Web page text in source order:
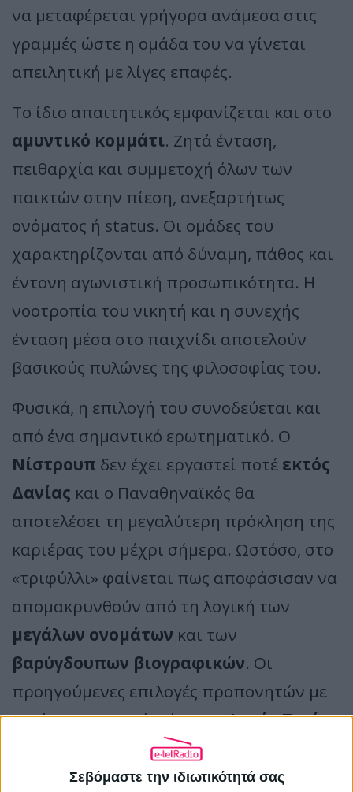
Σεβόμαστε την ιδιωτικότητά σας
να μεταφέρεται γρήγορα ανάμεσα στις
γραμμές ώστε η ομάδα του να γίνεται
απειλητική με λίγες επαφές.
Το ίδιο απαιτητικός εμφανίζεται και στο
αμυντικό κομμάτι. Ζητά ένταση,
πειθαρχία και συμμετοχή όλων των
παικτών στην πίεση, ανεξαρτήτως
ονόματος ή status. Οι ομάδες του
χαρακτηρίζονται από δύναμη, πάθος και
έντονη αγωνιστική προσωπικότητα. Η
νοοτροπία του νικητή και η συνεχής
ένταση μέσα στο παιχνίδι αποτελούν
βασικούς πυλώνες της φιλοσοφίας του.
Φυσικά, η επιλογή του συνοδεύεται και
από ένα σημαντικό ερωτηματικό. Ο
Νίστρουπ δεν έχει εργαστεί ποτέ εκτός
Δανίας και ο Παναθηναϊκός θα
αποτελέσει τη μεγαλύτερη πρόκληση της
καριέρας του μέχρι σήμερα. Ωστόσο, στο
«τριφύλλι» φαίνεται πως αποφάσισαν να
απομακρυνθούν από τη λογική των
μεγάλων ονομάτων και των
βαρύγδουπων βιογραφικών. Οι
προηγούμενες επιλογές προπονητών με
τεράστια εμπειρία, όπως οΦατίχ Τερίμ
Ράφα Μπενίτεθ, δεν απέδωσαν τα
αναμενόμενα, με αποτέλεσμα η διοίκηση